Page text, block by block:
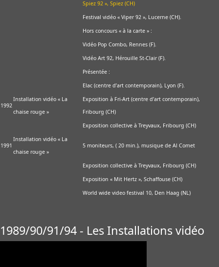
Spiez 92 », Spiez (CH)
Festival vidéo « Viper 92 », Lucerne (CH).
Hors concours « à la carte » :
Vidéo Pop Combo, Rennes (F).
Vidéo Art 92, Hérouille St-Clair (F).
Présentée :
Elac (centre d’art contemporain), Lyon (F).
1992
Installation vidéo « La
chaise rouge »
Exposition à Fri-Art (centre d’art contemporain),
Fribourg (CH)
Exposition collective à Treyvaux, Fribourg (CH)
1991
Installation vidéo « La
chaise rouge »
5 moniteurs, ( 20 min.), musique de Al Comet
Exposition collective à Treyvaux, Fribourg (CH)
Exposition « Mit Hertz », Schaffouse (CH)
World wide video festival 10, Den Haag (NL)
1989/90/91/94 - Les Installations vidéo